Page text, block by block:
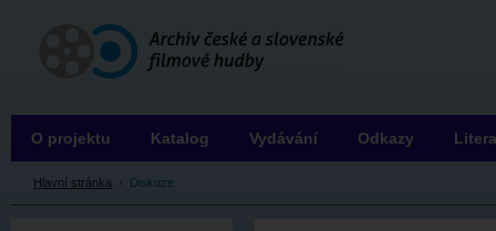
Archiv ČSFH
Hlavní stránka › Diskuze
O projektu Katalog Vydávání Odkazy